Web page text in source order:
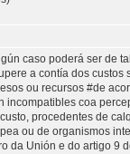
caso poderá ser de
a contía dos
ou recursos #de
incompatibles coa
procedentes de
ou de organismos
da Unión e do artigo 9